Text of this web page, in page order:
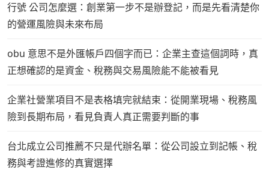
行號 公司怎麼選：創業第一步不是辦登記，而是先看清楚你
的營運風險與未來布局
obu 意思不是外匯帳戶四個字而已：企業主查這個詞時，真
正想確認的是資金、稅務與交易風險能不能被看見
企業社營業項目不是表格填完就結束：從開業現場、稅務風
險到長期布局，看見負責人真正需要判斷的事
台北成立公司推薦不只是代辦名單：從公司設立到記帳、稅
務與考證進修的真實選擇